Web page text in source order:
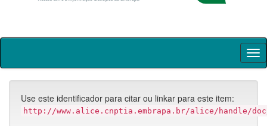
Skip
Use este identificador para citar ou linkar para este item:
http://www.alice.cnptia.embrapa.br/alice/handle/doc/